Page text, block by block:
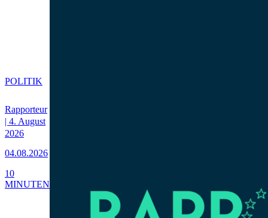
Rapporteur
| 4. August
2026
04.08.2026
POLITIK
10
MINUTEN